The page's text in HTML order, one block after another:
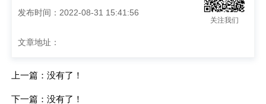
关注我们
发布时间：2022-08-31 15:41:56
文章地址：
上一篇：没有了！
下一篇：没有了！